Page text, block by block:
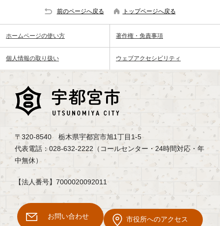
前のページへ戻る トップページへ戻る
ホームページの使い方 著作権・免責事項
個人情報の取り扱い ウェブアクセシビリティ
〒320-8540 栃木県宇都宮市旭1丁目1-5
代表電話：028-632-2222（コールセンター・24時間対応・年
中無休）
【法人番号】7000020092011
お問い合わせ 市役所へのアクセス